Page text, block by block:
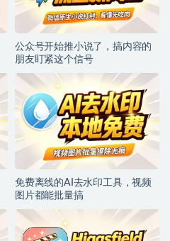
公众号开始推小说了，搞内容的
朋友盯紧这个信号
免费离线的AI去水印工具，视频
图片都能批量搞